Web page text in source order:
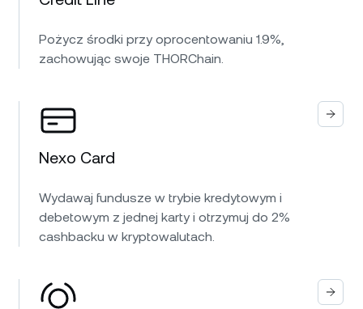
Pożycz środki przy oprocentowaniu 1.9%,
zachowując swoje THORChain.
Nexo Card
Wydawaj fundusze w trybie kredytowym i
debetowym z jednej karty i otrzymuj do 2%
cashbacku w kryptowalutach.